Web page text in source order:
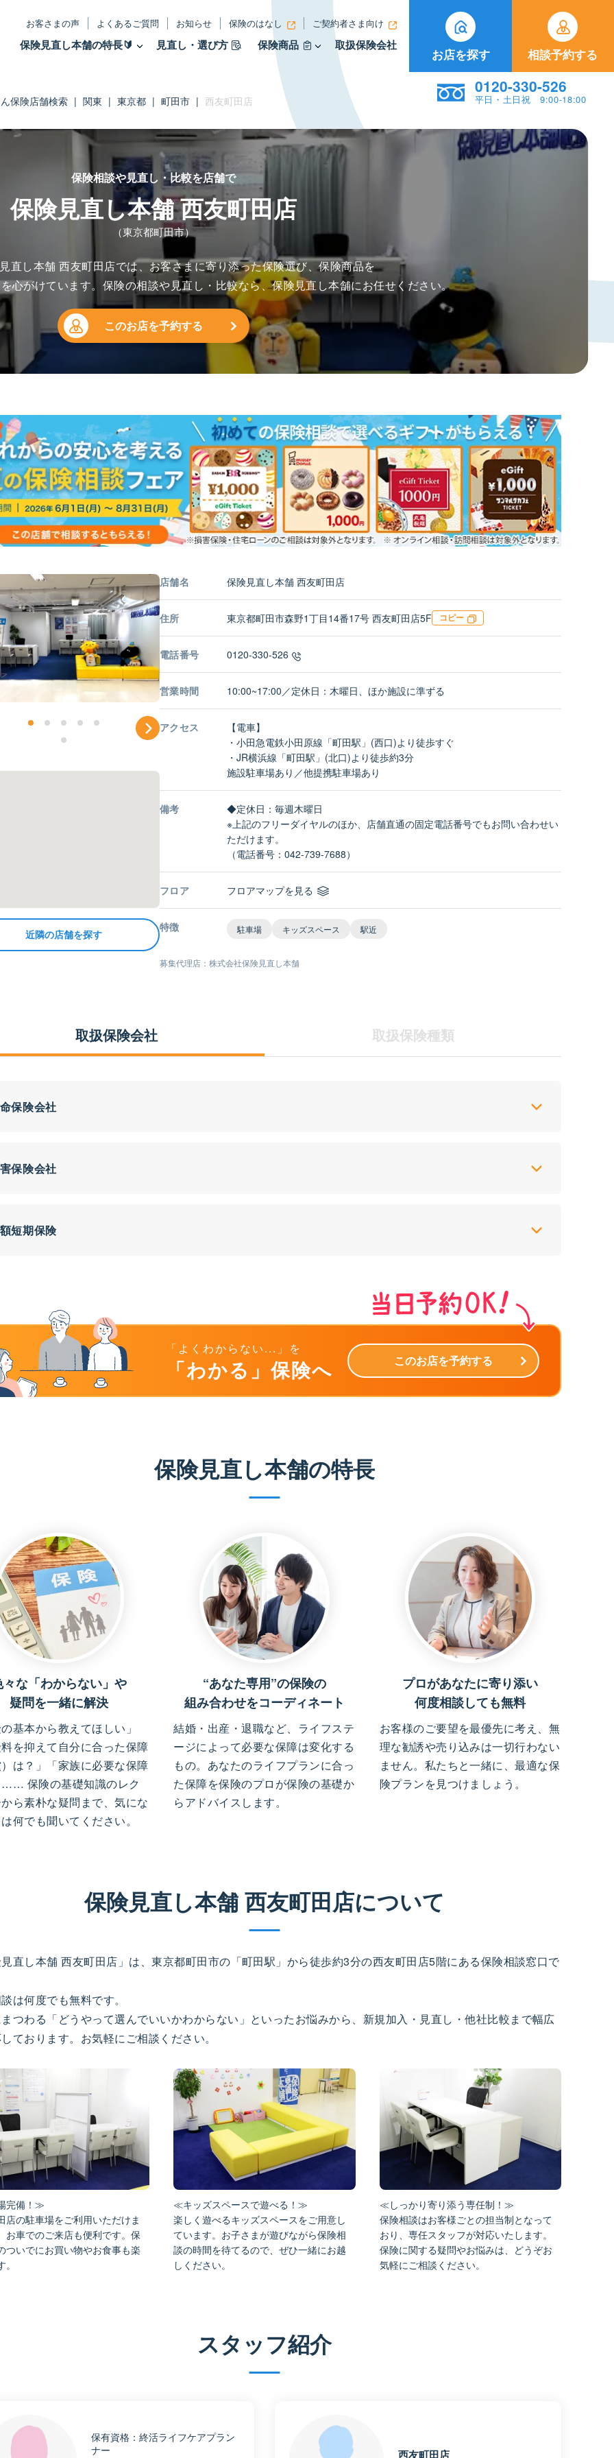
お客さまの声 よくあるご質問 お知らせ 保険のはなし ご契約者さま向け
保険見直し本舗の特長🔰 見直し・選び方 保険商品 取扱保険会社
お店を探す 相談予約する
0120-330-526
平日・土日祝 9:00-18:00
保険店舗検索 | 関東 | 東京都 | 町田市 | 西友町田店
保険相談や見直し・比較を店舗で
保険見直し本舗 西友町田店
（東京都町田市）
直し本舗 西友町田店では、お客さまに寄り添った保険選び、保険商品を
心がけています。保険の相談や見直し・比較なら、保険見直し本舗にお任せください。
このお店を予約する
近隣の店舗を探す
店舗名 保険見直し本舗 西友町田店
住所 東京都町田市森野1丁目14番17号 西友町田店5F コピー
電話番号 0120-330-526
営業時間 10:00~17:00／定休日：木曜日、ほか施設に準ずる
アクセス
【電車】
・小田急電鉄小田原線「町田駅」(西口)より徒歩すぐ
・JR横浜線「町田駅」(北口)より徒歩約3分
施設駐車場あり／他提携駐車場あり
備考
◆定休日：毎週木曜日
※上記のフリーダイヤルのほか、店舗直通の固定電話番号でもお問い合わせい
ただけます。
（電話番号：042-739-7688）
フロア フロアマップを見る
特徴 駐車場 キッズスペース 駅近
募集代理店：株式会社保険見直し本舗
取扱保険会社 取扱保険種類
保険会社
保険会社
短期保険
「よくわからない...」を
「わかる」保険へ このお店を予約する
保険見直し本舗の特長
々な「わからない」や
疑問を一緒に解決
基本から教えてほしい」
を抑えて自分に合った保障
は？」「家族に必要な保障
保険の基礎知識のレク
ら素朴な疑問まで、気にな
何でも聞いてください。
“あなた専用”の保険の
組み合わせをコーディネート
結婚・出産・退職など、ライフステ
ージによって必要な保障は変化する
もの。あなたのライフプランに合っ
た保障を保険のプロが保険の基礎か
らアドバイスします。
プロがあなたに寄り添い
何度相談しても無料
お客様のご要望を最優先に考え、無
理な勧誘や売り込みは一切行わない
ません。私たちと一緒に、最適な保
険プランを見つけましょう。
保険見直し本舗 西友町田店について
直し本舗 西友町田店」は、東京都町田市の「町田駅」から徒歩約3分の西友町田店5階にある保険相談窓口で
は何度でも無料です。
つわる「どうやって選んでいいかわからない」といったお悩みから、新規加入・見直し・他社比較まで幅広
ております。お気軽にご相談ください。
完備！≫
店の駐車場をご利用いただけま
お車でのご来店も便利です。保
ついでにお買い物やお食事も楽
≪キッズスペースで遊べる！≫
楽しく遊べるキッズスペースをご用意し
ています。お子さまが遊びながら保険相
談の時間を待てるので、ぜひ一緒にお越
しください。
≪しっかり寄り添う専任制！≫
保険相談はお客様ごとの担当制となって
おり、専任スタッフが対応いたします。
保険に関する疑問やお悩みは、どうぞお
気軽にご相談ください。
スタッフ紹介
終活ライフケアプラン
ナー
西友町田店